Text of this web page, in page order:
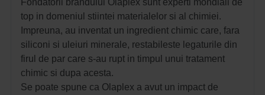
Fondatorii brandului Olaplex sunt experti mondiali de
top in domeniul stiintei materialelor si al chimiei.
Impreuna, au inventat un ingredient chimic care, fara
siliconi si uleiuri minerale, restabileste legaturile din
firul de par care s-au rupt in timpul unui tratament
chimic si dupa acesta.
Se poate spune ca Olaplex a avut un impact de